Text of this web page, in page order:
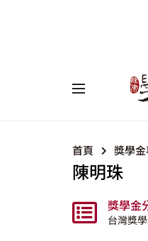
首頁 獎學
陳明珠
獎學金
台灣獎